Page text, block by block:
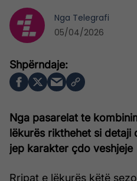
Nga pasarelat te
lëkurës rikthehet si detaji
jep karakter çdo veshjeje
Rripat e lëkurës këtë
Nga Telegrafi
05/04/2026